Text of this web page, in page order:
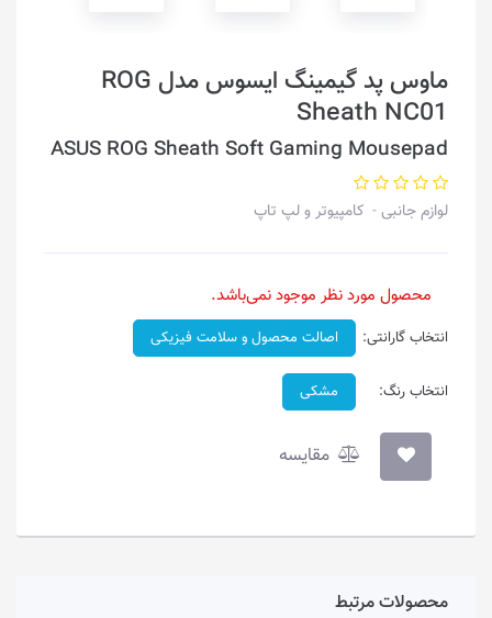
ماوس پد گیمینگ ایسوس مدل ROG
Sheath NC01
ASUS ROG Sheath Soft Gaming Mousepad
لوازم جانبی کامپیوتر و لپ تاپ
محصول مورد نظر موجود نمی‌باشد.
انتخاب گارانتی: اصالت محصول و سلامت فیزیکی
انتخاب رنگ: مشکی
مقایسه
محصولات مرتبط